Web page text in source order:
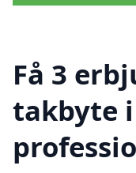
Få 3
takbyte